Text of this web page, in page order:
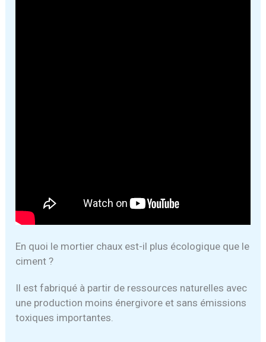
En quoi le mortier chaux est-il plus écologique que le
ciment ?
Il est fabriqué à partir de ressources naturelles avec
une production moins énergivore et sans émissions
toxiques importantes.